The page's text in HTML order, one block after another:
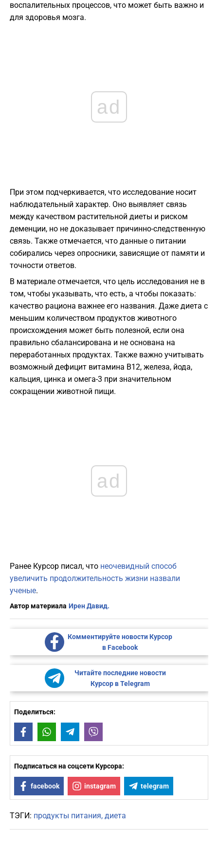
воспалительных процессов, что может быть важно и
для здоровья мозга.
ad
При этом подчеркивается, что исследование носит
наблюдательный характер. Оно выявляет связь
между качеством растительной диеты и риском
деменции, но не доказывает причинно-следственную
связь. Также отмечается, что данные о питании
собирались через опросники, зависящие от памяти и
точности ответов.
В материале отмечается, что цель исследования не в
том, чтобы указывать, что есть, а чтобы показать:
качество рациона важнее его названия. Даже диета с
меньшим количеством продуктов животного
происхождения может быть полезной, если она
правильно сбалансирована и не основана на
переработанных продуктах. Также важно учитывать
возможный дефицит витамина B12, железа, йода,
кальция, цинка и омега-3 при значительном
сокращении животной пищи.
ad
Ранее Курсор писал, что неочевидный способ
увеличить продолжительность жизни назвали
ученые.
Автор материала Ирен Давид.
Комментируйте новости Курсор
в Facebook
Читайте последние новости
Курсор в Telegram
Поделиться:
FacebookWhatsAppTelegram
Подписаться на соцсети Курсора:
facebook instagram telegram
ТЭГИ: продукты питания диета